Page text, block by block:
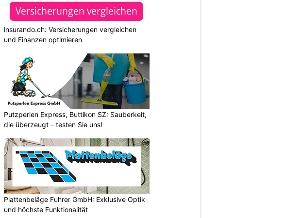
insurando.ch: Versicherungen vergleichen
und Finanzen optimieren
Putzperlen Express, Buttikon SZ: Sauberkeit,
die überzeugt – testen Sie uns!
Plattenbeläge Fuhrer GmbH: Exklusive Optik
und höchste Funktionalität